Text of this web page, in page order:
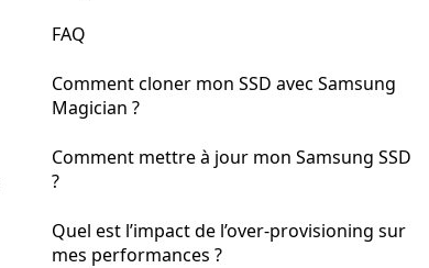
FAQ
Comment cloner mon SSD avec Samsung
Magician ?
Comment mettre à jour mon Samsung SSD
?
Quel est l’impact de l’over-provisioning sur
mes performances ?